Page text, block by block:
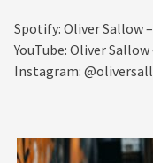
Spotify: Oliver Sallow
YouTube: Oliver Sallow
Instagram: